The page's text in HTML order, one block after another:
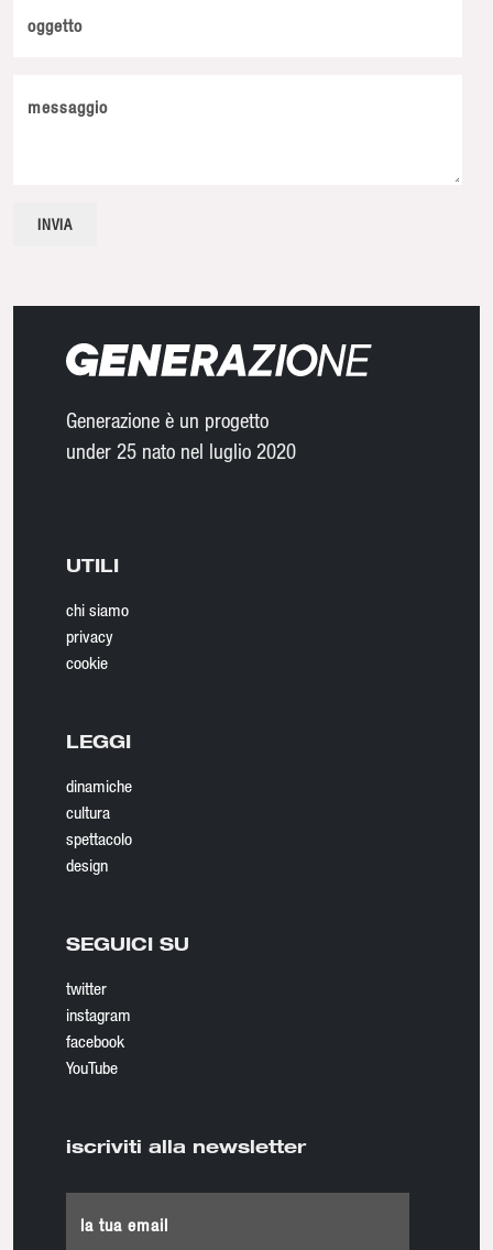
oggetto
messaggio
Generazione è un progetto
under 25 nato nel luglio 2020
UTILI
chi siamo
privacy
cookie
LEGGI
dinamiche
cultura
spettacolo
design
SEGUICI SU
twitter
instagram
facebook
YouTube
iscriviti alla newsletter
la tua email